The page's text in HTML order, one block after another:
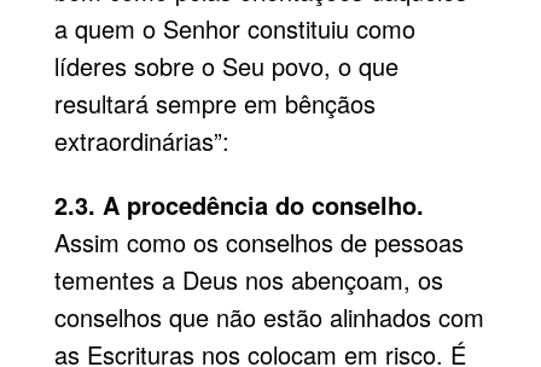
a quem o Senhor constituiu como
líderes sobre o Seu povo, o que
resultará sempre em bênçãos
extraordinárias”:
2.3. A procedência do conselho.
Assim como os conselhos de pessoas
tementes a Deus nos abençoam, os
conselhos que não estão alinhados com
as Escrituras nos colocam em risco. É